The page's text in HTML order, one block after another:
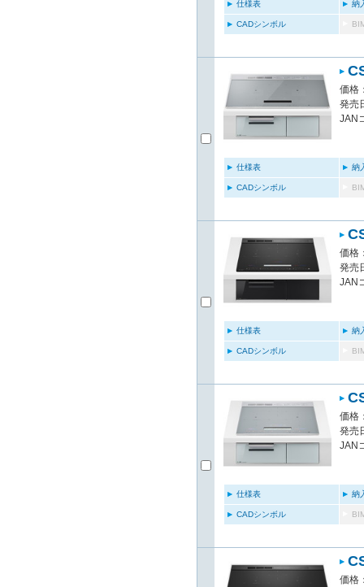
仕様表 納
CADシンボル
価格
発売
JAN
仕様表 納
CADシンボル
価格
発売
JAN
仕様表 納
CADシンボル
価格
発売
JAN
仕様表 納
CADシンボル
価格